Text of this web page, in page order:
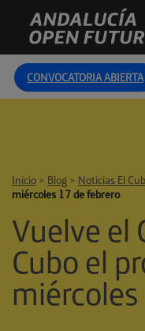
content
Andalucía
Open
Future
CONVOCATORIA ABIERTA
Inicio > Blog > Noticias El
miércoles 17 de febrero
Vuelve el
Cubo el